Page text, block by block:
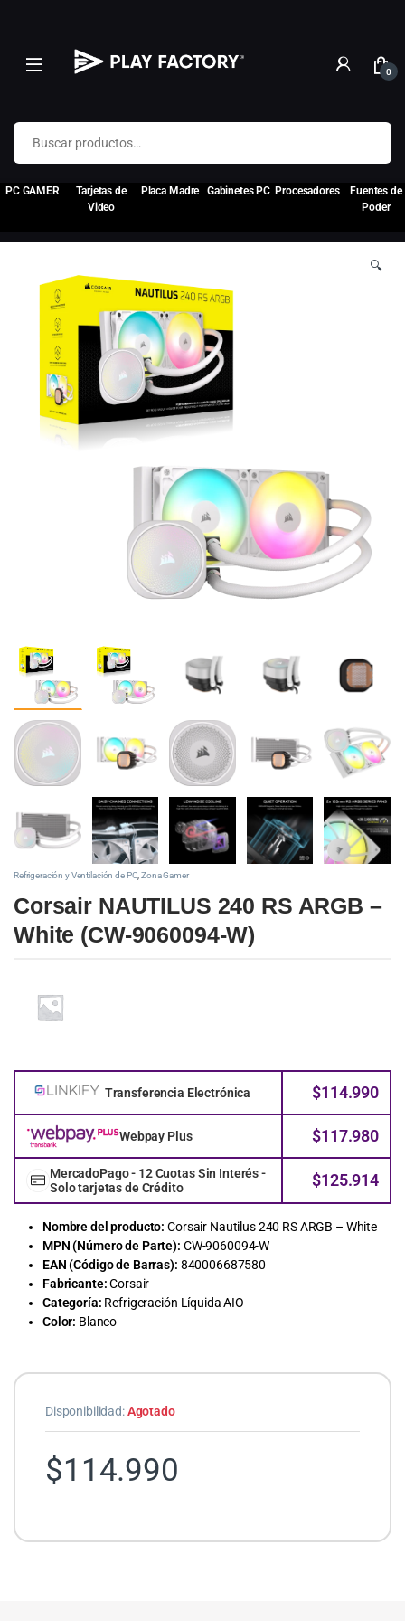
0
Buscar por:
PC GAMER
Tarjetas de
Video
Placa Madre Gabinetes PC Procesadores
Fuentes de
Poder
🔍
Refrigeración y Ventilación de PC ,Zona Gamer
Corsair NAUTILUS 240 RS ARGB –
White (CW-9060094-W)
Transferencia Electrónica $114.990
Webpay Plus $117.980
MercadoPago - 12 Cuotas Sin Interés -
Solo tarjetas de Crédito
$125.914
Nombre del producto: Corsair Nautilus 240 RS ARGB – White
MPN (Número de Parte): CW-9060094-W
EAN (Código de Barras): 840006687580
Fabricante:Corsair
Categoría: Refrigeración Líquida AIO
Color: Blanco
Disponibilidad:Agotado
$114.990